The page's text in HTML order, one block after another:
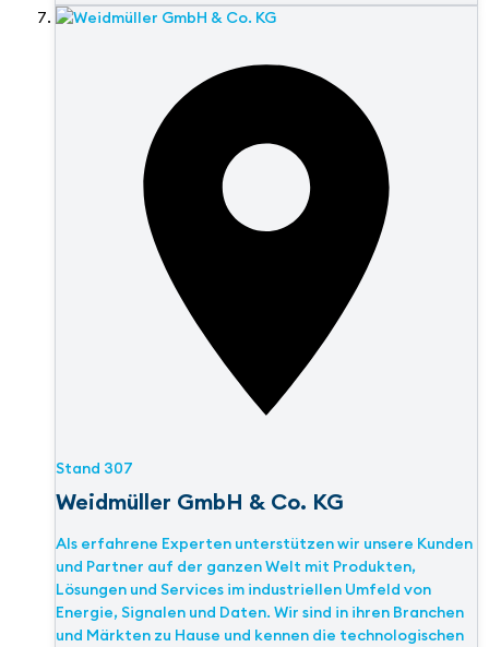
Stand 307
Weidmüller GmbH & Co. KG
Als erfahrene Experten unterstützen wir unsere Kunden
und Partner auf der ganzen Welt mit Produkten,
Lösungen und Services im industriellen Umfeld von
Energie, Signalen und Daten. Wir sind in ihren Branchen
und Märkten zu Hause und kennen die technologischen